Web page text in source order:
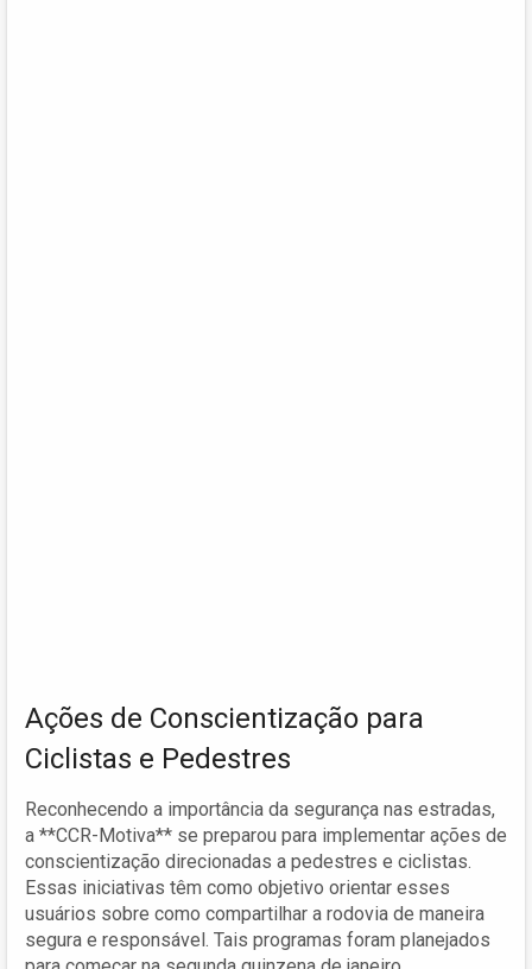
Ações de Conscientização para
Ciclistas e Pedestres
Reconhecendo a importância da segurança nas estradas,
a **CCR-Motiva** se preparou para implementar ações de
conscientização direcionadas a pedestres e ciclistas.
Essas iniciativas têm como objetivo orientar esses
usuários sobre como compartilhar a rodovia de maneira
segura e responsável. Tais programas foram planejados